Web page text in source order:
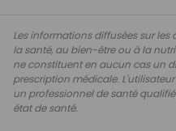
Les informations diffusées sur
la santé, au bien-être ou à la
ne constituent en aucun cas un
prescription médicale.
un professionnel de santé
état de santé.